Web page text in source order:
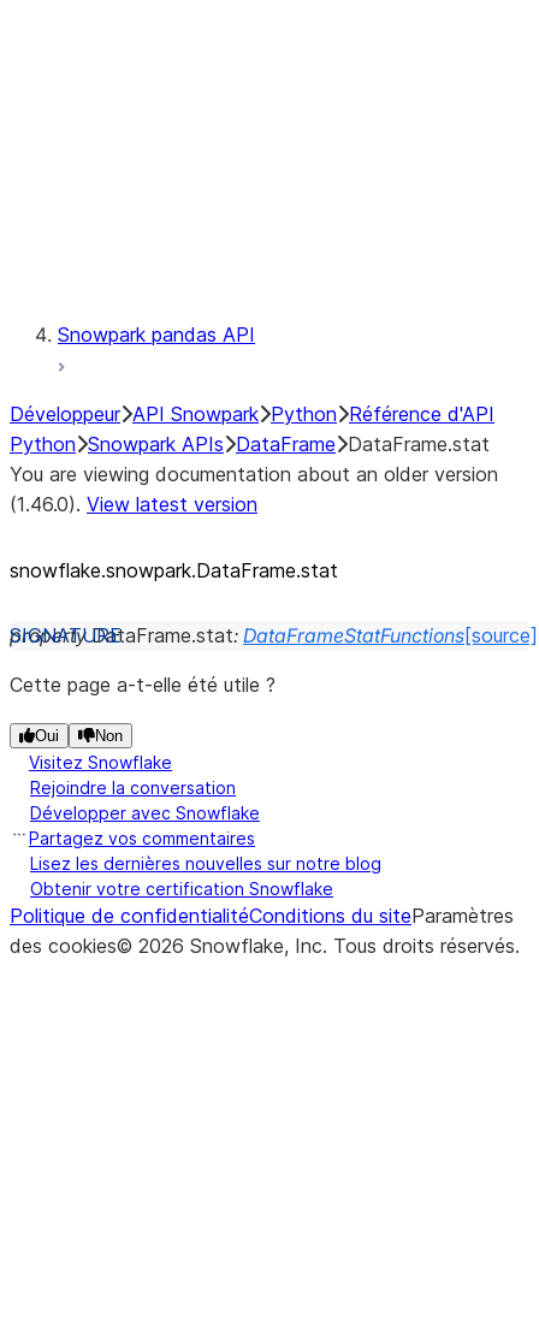
Snowpark pandas API
Développeur API Snowpark Python Référence d'API
Python Snowpark APIs DataFrame DataFrame.stat
You are viewing documentation about an older version
(1.46.0). View latest version
snowflake.snowpark.DataFrame.stat
property DataFrame.stat: DataFrameStatFunctions[source]
Cette page a-t-elle été utile ?
Oui Non
Visitez Snowflake
Rejoindre la conversation
Développer avec Snowflake
Partagez vos commentaires
Lisez les dernières nouvelles sur notre blog
Obtenir votre certification Snowflake
Politique de confidentialitéConditions du siteParamètres
des cookies© 2026 Snowflake, Inc. Tous droits réservés.